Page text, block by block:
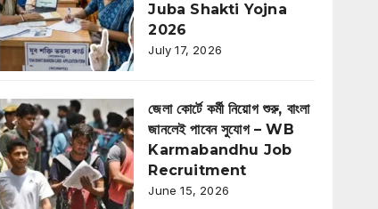
Juba Shakti Yojna
2026
July 17, 2026
জেলা কোর্টে কর্মী নিয়োগ শুরু, বাংলা
জানলেই পাবেন সুযোগ – WB
Karmabandhu Job
Recruitment
June 15, 2026